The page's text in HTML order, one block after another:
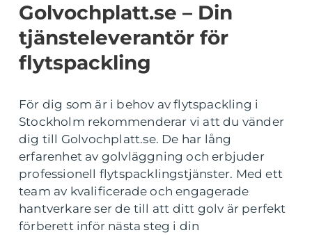
Golvochplatt.se – Din
tjänsteleverantör för
flytspackling
För dig som är i behov av flytspackling i
Stockholm rekommenderar vi att du vänder
dig till Golvochplatt.se. De har lång
erfarenhet av golvläggning och erbjuder
professionell flytspacklingstjänster. Med ett
team av kvalificerade och engagerade
hantverkare ser de till att ditt golv är perfekt
förberett inför nästa steg i din